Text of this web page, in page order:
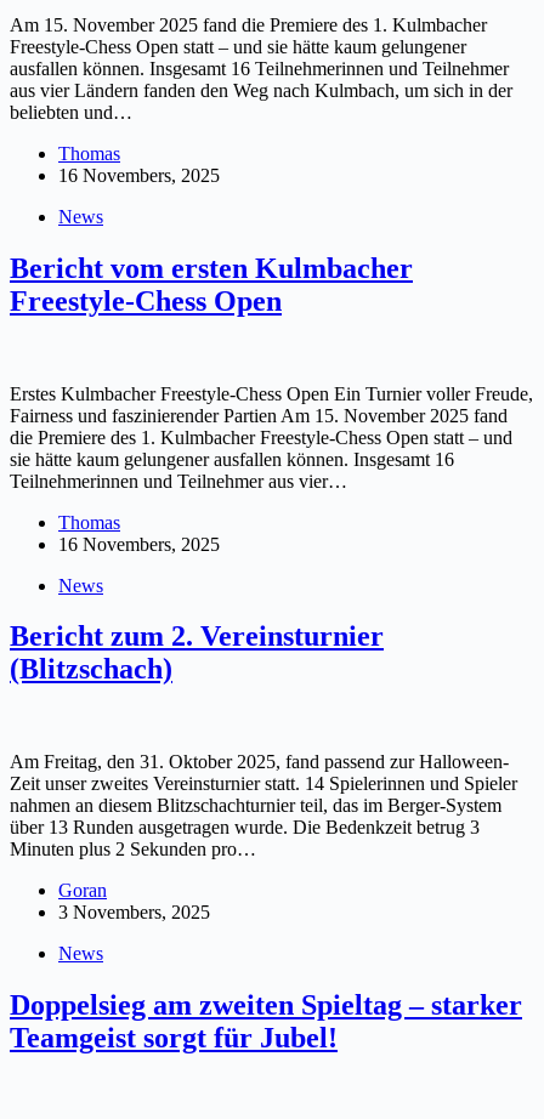
Am 15. November 2025 fand die Premiere des 1. Kulmbacher
Freestyle-Chess Open statt – und sie hätte kaum gelungener
ausfallen können. Insgesamt 16 Teilnehmerinnen und Teilnehmer
aus vier Ländern fanden den Weg nach Kulmbach, um sich in der
beliebten und…
Thomas
16 Novembers, 2025
News
Bericht vom ersten Kulmbacher
Freestyle-Chess Open
Erstes Kulmbacher Freestyle-Chess Open Ein Turnier voller Freude,
Fairness und faszinierender Partien Am 15. November 2025 fand
die Premiere des 1. Kulmbacher Freestyle-Chess Open statt – und
sie hätte kaum gelungener ausfallen können. Insgesamt 16
Teilnehmerinnen und Teilnehmer aus vier…
Thomas
16 Novembers, 2025
News
Bericht zum 2. Vereinsturnier
(Blitzschach)
Am Freitag, den 31. Oktober 2025, fand passend zur Halloween-
Zeit unser zweites Vereinsturnier statt. 14 Spielerinnen und Spieler
nahmen an diesem Blitzschachturnier teil, das im Berger-System
über 13 Runden ausgetragen wurde. Die Bedenkzeit betrug 3
Minuten plus 2 Sekunden pro…
Goran
3 Novembers, 2025
News
Doppelsieg am zweiten Spieltag – starker
Teamgeist sorgt für Jubel!